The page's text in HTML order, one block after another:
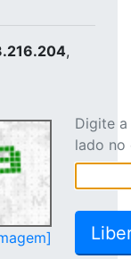
,
Digite
lado no